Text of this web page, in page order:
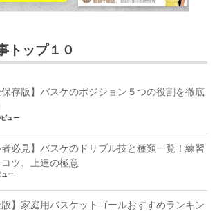
トップ１０
保存版】バスケのポジション５つの役割を徹底
ュー
者必見】バスケのドリブル技と種類一覧！練習
ツ、上達の極意
ュー
版】家庭用バスケットゴールおすすめランキン